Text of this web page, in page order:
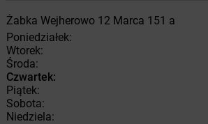
Żabka Wejherowo 12 Marca 151 a
Poniedziałek:
Wtorek:
Środa:
Czwartek:
Piątek:
Sobota:
Niedziela: